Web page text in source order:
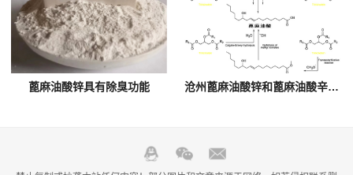
蓖麻油酸锌具有除臭功能 沧州蓖麻油酸锌和蓖麻油酸辛酯区别